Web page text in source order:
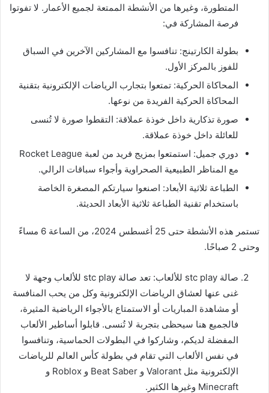
المتطورة، وغيرها من الأنشطة الممتعة لجميع الأعمار. لا تفوتوا
فرصة المشاركة في:
بطولة الكارتينج: تنافسوا مع المشاركين الآخرين في السباق
للفوز بالمركز الأول.
المحاكاة الحركية: تمتعوا بتجارب الرياضات الإلكترونية بتقنية
المحاكاة الحركية الفريدة من نوعها.
صورة تذكارية داخل خوذة عملاقة: التقطوا صورة لا تُنسى
للعائلة داخل خوذة عملاقة.
دوري جميل: استمتعوا بمزيج فريد من لعبة Rocket League
مع المناظر الطبيعية الصحراوية وأجواء سباقات الرالي.
الطباعة ثلاثية الأبعاد: اصنعوا سيارتكم المصغرة الخاصة
باستخدام تقنية الطباعة ثلاثية الأبعاد الحديثة.
تستمر هذه الأنشطة حتى 25 أغسطس 2024، من الساعة 6 مساءً
وحتى 2 صباحًا.
صالة stc play للألعاب: تعد صالة stc play للألعاب وجهة لا
غنى عنها لعشاق الرياضات الإلكترونية وكل من يحب المنافسة
أو مشاهدة المباريات أو الاستمتاع بالأجواء الرياضية المثيرة،
فالجميع هنا سيحظى بتجربة لا تُنسى. قابلوا أساطير الألعاب
المفضلة لديكم، وشاركوا في البطولات الحماسية، وتنافسوا
في نفس الألعاب التي تقام في بطولة كأس العالم للرياضات
الإلكترونية مثل Valorant و Beat Saber و Roblox و
Minecraft وغيرها الكثير.